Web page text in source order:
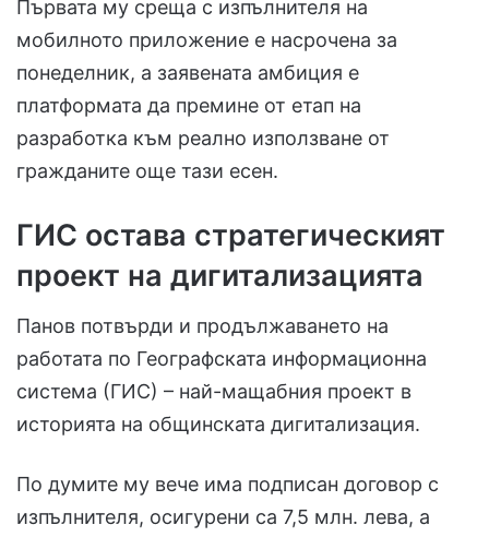
Първата му среща с изпълнителя на
мобилното приложение е насрочена за
понеделник, а заявената амбиция е
платформата да премине от етап на
разработка към реално използване от
гражданите още тази есен.
ГИС остава стратегическият
проект на дигитализацията
Панов потвърди и продължаването на
работата по Географската информационна
система (ГИС) – най-мащабния проект в
историята на общинската дигитализация.
По думите му вече има подписан договор с
изпълнителя, осигурени са 7,5 млн. лева, а